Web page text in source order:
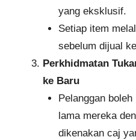
yang eksklusif.
Setiap item
sebelum dijual
Perkhidmatan
ke Baru
Pelanggan
lama mereka
dikenakan caj